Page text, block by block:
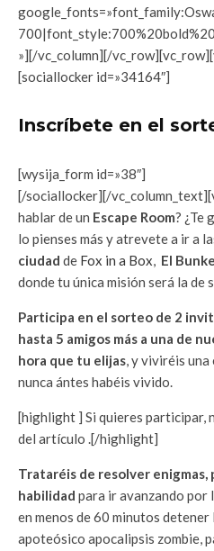
»][/vc_column][/
[sociallocker id=»34164″]
Inscríbete en el
[wysija_form id=»38″]
[/sociallocker][/
hablar de un Escape Room? ¿Te
lo pienses más y atrevete a ir a
ciudad de Fox in a Box, El
donde tu única misión será la de
Participa en el sorteo de 2
hasta 5 amigos más a una de
hora que tu elijas, y viviréis
nunca ántes habéis vivido.
[highlight ] Si quieres participar,
del artículo .[/highlight]
Trataréis de resolver enigmas,
habilidad para ir avanzando por
en menos de 60 minutos detener
apoteósico apocalipsis zombie,